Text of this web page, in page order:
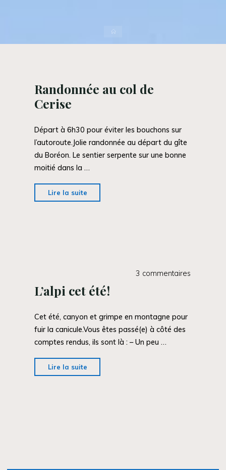
Randonnée au col de
Cerise
Départ à 6h30 pour éviter les bouchons sur
l’autoroute.Jolie randonnée au départ du gîte
du Boréon. Le sentier serpente sur une bonne
moitié dans la …
Lire la suite
3 commentaires
L’alpi cet été!
Cet été, canyon et grimpe en montagne pour
fuir la canicule.Vous êtes passé(e) à côté des
comptes rendus, ils sont là : – Un peu …
Lire la suite
cet